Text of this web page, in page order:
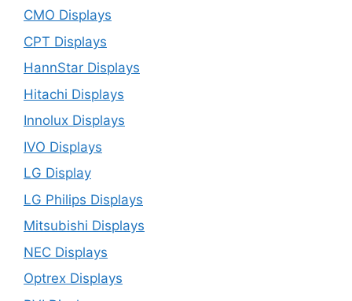
CMO Displays
CPT Displays
HannStar Displays
Hitachi Displays
Innolux Displays
IVO Displays
LG Display
LG Philips Displays
Mitsubishi Displays
NEC Displays
Optrex Displays